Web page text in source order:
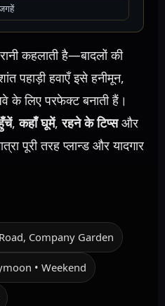
कहलाती है—बादलों की
पहाड़ी हवाएँ इसे हनीमून,
के लिए परफेक्ट बनाती हैं।
,कहाँ घूमें,रहने के टिप्सऔर
पूरी तरह प्लान्ड और यादगार
Company Garden
• Weekend